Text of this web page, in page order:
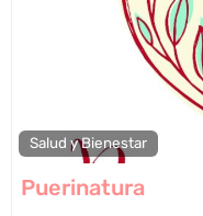
Salud y Bienestar
Puerinatura